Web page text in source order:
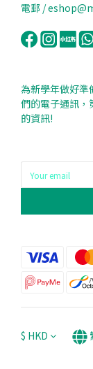
電郵 /
為新學年做好準
們的電子通訊，
的資訊!
$ HKD